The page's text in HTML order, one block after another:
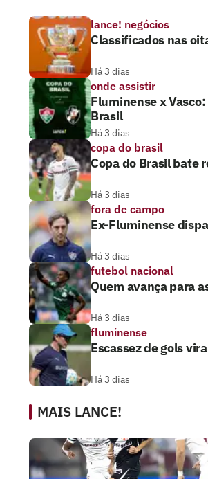
lance! negócios
Classificados nas
Há 3 dias
onde assistir
Fluminense x
Brasil
Há 3 dias
copa do brasil
Copa do Brasil bate
Há 3 dias
fora de campo
Ex-Fluminense
Há 3 dias
futebol nacional
Quem avança para
Há 3 dias
fluminense
Escassez de gols
Há 3 dias
MAIS LANCE!